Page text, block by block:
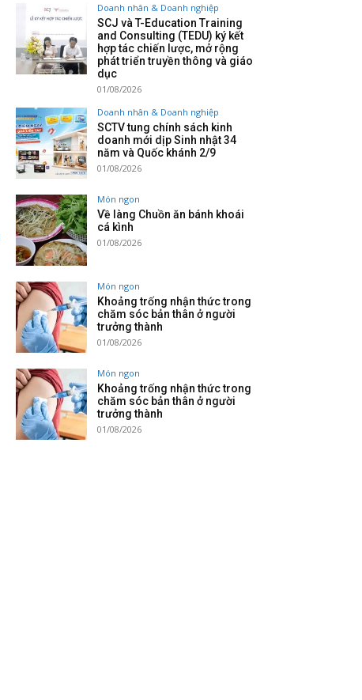
Doanh nhân & Doanh nghiệp
SCJ và T-Education Training
and Consulting (TEDU) ký kết
hợp tác chiến lược, mở rộng
phát triển truyền thông và giáo
dục
01/08/2026
Doanh nhân & Doanh nghiệp
SCTV tung chính sách kinh
doanh mới dịp Sinh nhật 34
năm và Quốc khánh 2/9
01/08/2026
Món ngon
Về làng Chuồn ăn bánh khoái
cá kình
01/08/2026
Món ngon
Khoảng trống nhận thức trong
chăm sóc bản thân ở người
trưởng thành
01/08/2026
Món ngon
Khoảng trống nhận thức trong
chăm sóc bản thân ở người
trưởng thành
01/08/2026